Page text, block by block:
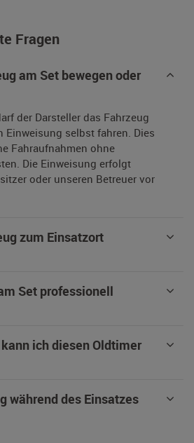
Fragen
am Set bewegen oder
der Darsteller das Fahrzeug
Einweisung selbst fahren. Dies
Fahraufnahmen ohne
Die Einweisung erfolgt
oder unseren Betreuer vor
zum Einsatzort
Set professionell
ich diesen Oldtimer
während des Einsatzes